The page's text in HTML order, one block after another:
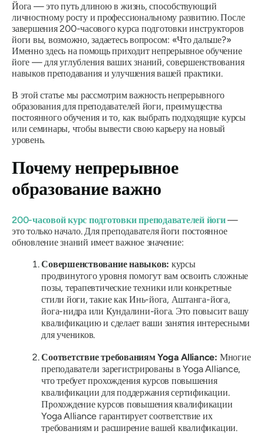
Йога — это путь длиною в жизнь, способствующий
личностному росту и профессиональному развитию. После
завершения 200-часового курса подготовки инструкторов
йоги вы, возможно, задаетесь вопросом: «Что дальше?»
Именно здесь на помощь приходит непрерывное обучение
йоге — для углубления ваших знаний, совершенствования
навыков преподавания и улучшения вашей практики.
В этой статье мы рассмотрим важность непрерывного
образования для преподавателей йоги, преимущества
постоянного обучения и то, как выбрать подходящие курсы
или семинары, чтобы вывести свою карьеру на новый
уровень.
Почему непрерывное
образование важно
200-часовой курс подготовки преподавателей йоги—
это только начало. Для преподавателя йоги постоянное
обновление знаний имеет важное значение:
Совершенствование навыков: курсы
продвинутого уровня помогут вам освоить сложные
позы, терапевтические техники или конкретные
стили йоги, такие как Инь-йога, Аштанга-йога,
йога-нидра или Кундалини-йога. Это повысит вашу
квалификацию и сделает ваши занятия интересными
для учеников.
Соответствие требованиям Yoga Alliance: Многие
преподаватели зарегистрированы в Yoga Alliance,
что требует прохождения курсов повышения
квалификации для поддержания сертификации.
Прохождение курсов повышения квалификации
Yoga Alliance гарантирует соответствие их
требованиям и расширение вашей квалификации.